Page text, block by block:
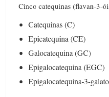
Cinco catequinas (flavan-3-
Catequinas (C)
Epicatequina (CE)
Galocatequina (GC)
Epigalocatequina (EGC)
Epigalocatequina-3-